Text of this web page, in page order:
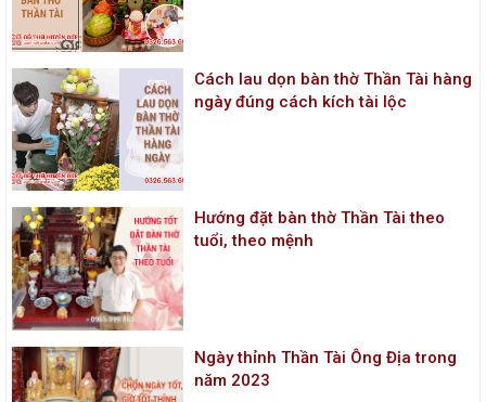
Cách lau dọn bàn thờ Thần Tài hàng
ngày đúng cách kích tài lộc
Hướng đặt bàn thờ Thần Tài theo
tuổi, theo mệnh
Ngày thỉnh Thần Tài Ông Địa trong
năm 2023